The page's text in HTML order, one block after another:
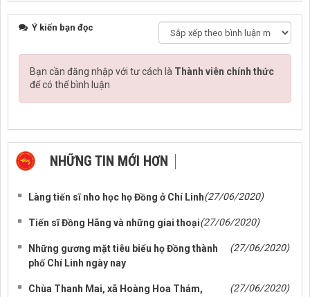
Ý kiến bạn đọc
Bạn cần đăng nhập với tư cách là Thành viên chính thức
để có thể bình luận
NHỮNG TIN MỚI HƠN
Làng tiến sĩ nho học họ Đồng ở Chí Linh(27/06/2020)
Tiến sĩ Đồng Hãng và những giai thoại(27/06/2020)
Những gương mặt tiêu biểu họ Đồng thành
phố Chí Linh ngày nay
(27/06/2020)
Chùa Thanh Mai, xã Hoàng Hoa Thám,
(27/06/2020)